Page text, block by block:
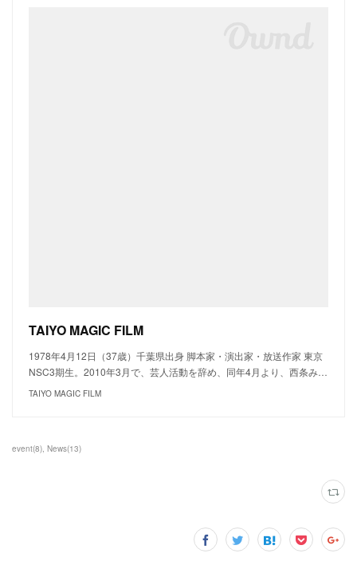
TAIYO MAGIC FILM
1978年4月12日（37歳）千葉県出身 脚本家・演出家・放送作家 東京
NSC3期生。2010年3月で、芸人活動を辞め、同年4月より、西条み…
TAIYO MAGIC FILM
event(8) News(13)